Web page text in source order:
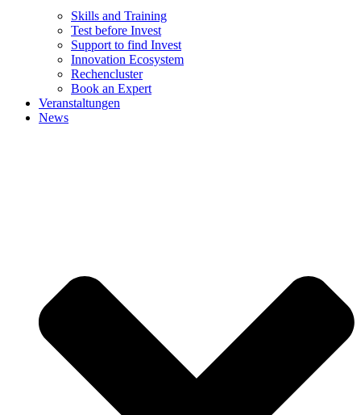
Skills and Training
Test before Invest
Support to find Invest
Innovation Ecosystem
Rechencluster​
Book an Expert
Veranstaltungen
News